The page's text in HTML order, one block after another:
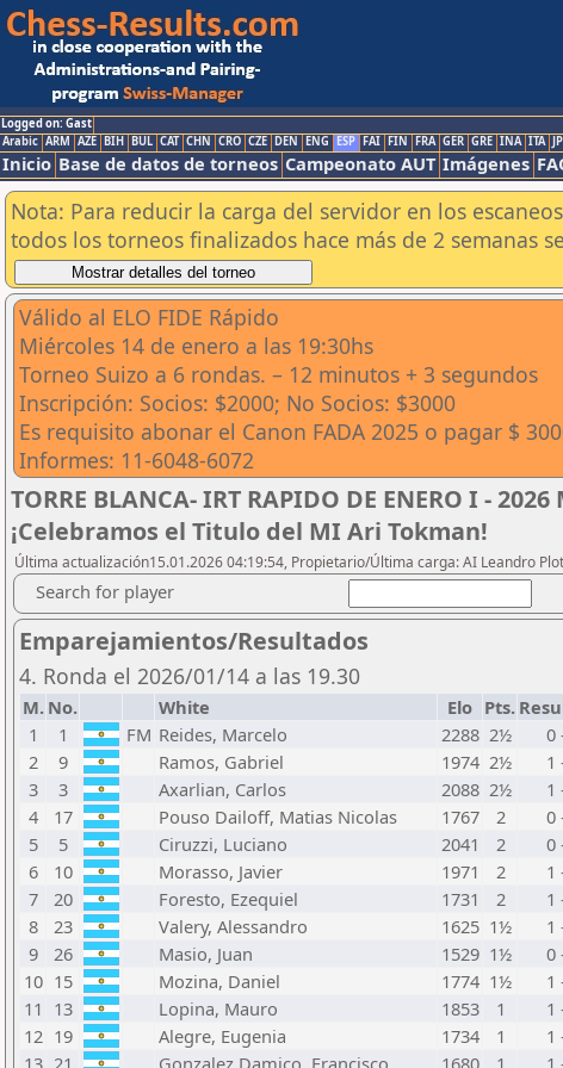
Logged on: Gast
Arabic ARM AZE BIH BUL CAT CHN CRO CZE DEN ENG ESP FAI FIN FRA GER GRE INA ITA
Inicio Base de datos de torneos Campeonato AUT Imágenes
Nota: Para reducir la carga del servidor en los
todos los torneos finalizados hace más de 2 semanas
Válido al ELO FIDE Rápido
Miércoles 14 de enero a las 19:30hs
Torneo Suizo a 6 rondas. – 12 minutos + 3 segundos
Inscripción: Socios: $2000; No Socios: $3000
Es requisito abonar el Canon FADA 2025 o pagar $
Informes: 11-6048-6072
TORRE BLANCA- IRT RAPIDO DE ENERO I -
¡Celebramos el Titulo del MI Ari Tokman!
Última actualización15.01.2026 04:19:54, Propietario/Última carga: AI Leandro
Search for player
Emparejamientos/Resultados
4. Ronda el 2026/01/14 a las 19.30
M. No. White Elo Pts.
1
1 FM Reides, Marcelo 2288 2½ 0
2
9 Ramos, Gabriel 1974 2½ 1
3
3 Axarlian, Carlos 2088 2½ 1
4
17 Pouso Dailoff, Matias Nicolas 1767 2 0
5
5 Ciruzzi, Luciano 2041 2 0
6
10 Morasso, Javier 1971 2 1
7
20 Foresto, Ezequiel 1731 2 1
8
23 Valery, Alessandro 1625 1½ 1
9
26 Masio, Juan 1529 1½ 0
10 15 Mozina, Daniel 1774 1½ 1
11 13 Lopina, Mauro 1853 1 1
12 19 Alegre, Eugenia 1734 1 1
13 21 Gonzalez Damico, Francisco 1680 1 1